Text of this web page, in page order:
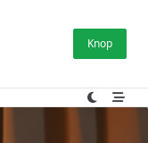
Knop